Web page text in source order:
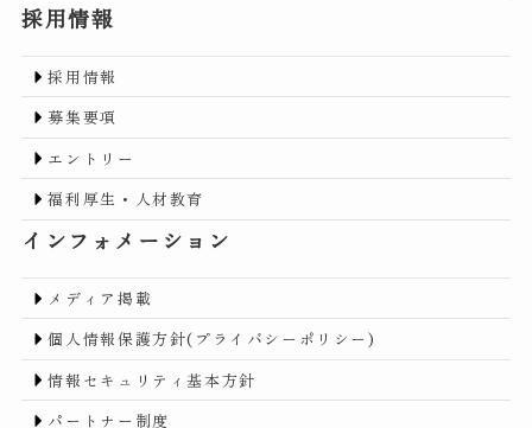
採用情報
採用情報
募集要項
エントリー
福利厚生・人材教育
インフォメーション
メディア掲載
個人情報保護方針(プライバシーポリシー)
情報セキュリティ基本方針
パートナー制度